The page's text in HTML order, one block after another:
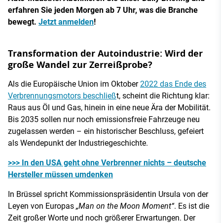
erfahren Sie jeden Morgen ab 7 Uhr, was die Branche
bewegt. Jetzt anmelden!
Transformation der Autoindustrie: Wird der
große Wandel zur Zerreißprobe?
Als die Europäische Union im Oktober2022 das Ende des
Verbrennungsmotors beschließt, scheint die Richtung klar:
Raus aus Öl und Gas, hinein in eine neue Ära der Mobilität.
Bis 2035 sollen nur noch emissionsfreie Fahrzeuge neu
zugelassen werden – ein historischer Beschluss, gefeiert
als Wendepunkt der Industriegeschichte.
>>> In den USA geht ohne Verbrenner nichts – deutsche
Hersteller müssen umdenken
In Brüssel spricht Kommissionspräsidentin Ursula von der
Leyen von Europas „Man on the Moon Moment“. Es ist die
Zeit großer Worte und noch größerer Erwartungen. Der